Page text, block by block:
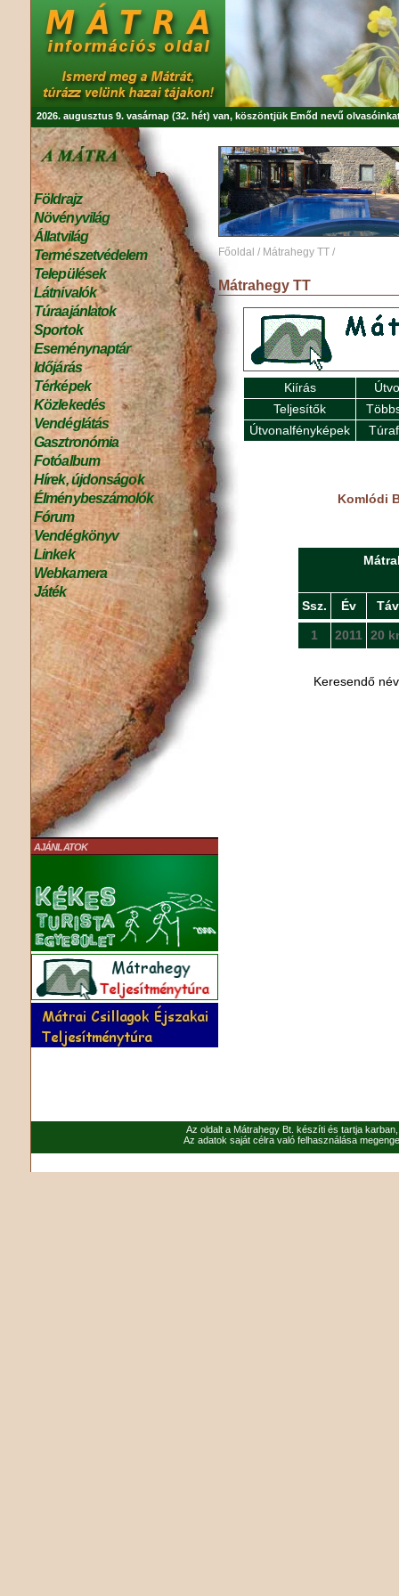
2026. augusztus 9. vasárnap (32. hét) van, köszöntjük Emőd nevű
Földrajz
Növényvilág
Állatvilág
Természetvédelem
Települések
Látnivalók
Túraajánlatok
Sportok
Eseménynaptár
Időjárás
Térképek
Közlekedés
Vendéglátás
Gasztronómia
Fotóalbum
Hírek, újdonságok
Élménybeszámolók
Fórum
Vendégkönyv
Linkek
Webkamera
Játék
AJÁNLATOK
Főoldal / Mátrahegy TT /
Mátrahegy TT
Kiírás
Teljesítők
Útvonalfényképek
Komlódi
Ssz. Év Táv
1 2011 20
Keresendő
Az oldalt a Mátrahegy Bt. készíti és tartja
Az adatok saját célra való felhasználása